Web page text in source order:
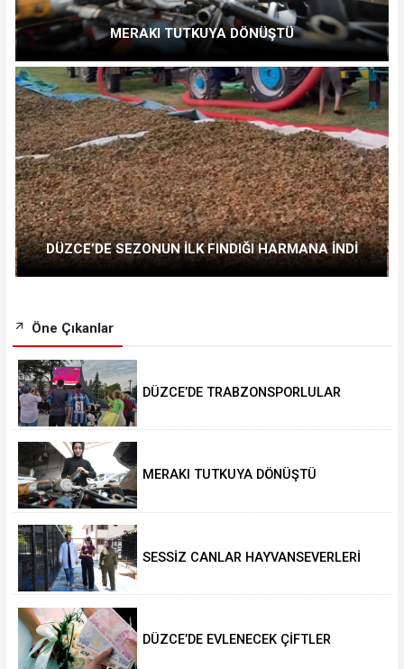
MERAKI TUTKUYA DÖNÜŞTÜ
DÜZCE’DE SEZONUN İLK FINDIĞI HARMANA İNDİ
Öne Çıkanlar
DÜZCE’DE TRABZONSPORLULAR
MERAKI TUTKUYA DÖNÜŞTÜ
SESSİZ CANLAR HAYVANSEVERLERİ
DÜZCE’DE EVLENECEK ÇİFTLER